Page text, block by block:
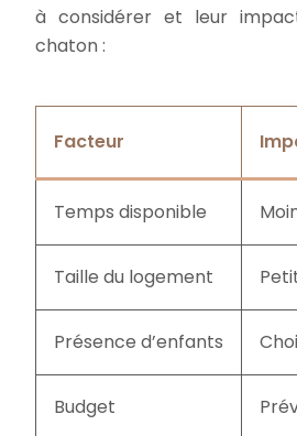
à considérer et leur
chaton :
Facteur
Temps disponible
Taille du logement
Présence d’enfants
Budget